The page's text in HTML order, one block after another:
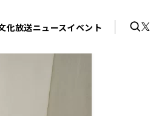
化放送ニュースイベント